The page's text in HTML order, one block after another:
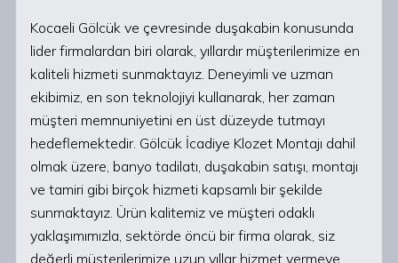
Kocaeli Gölcük ve çevresinde duşakabin konusunda
lider firmalardan biri olarak, yıllardır müşterilerimize en
kaliteli hizmeti sunmaktayız. Deneyimli ve uzman
ekibimiz, en son teknolojiyi kullanarak, her zaman
müşteri memnuniyetini en üst düzeyde tutmayı
hedeflemektedir. Gölcük İcadiye Klozet Montajı dahil
olmak üzere, banyo tadilatı, duşakabin satışı, montajı
ve tamiri gibi birçok hizmeti kapsamlı bir şekilde
sunmaktayız. Ürün kalitemiz ve müşteri odaklı
yaklaşımımızla, sektörde öncü bir firma olarak, siz
değerli müşterilerimize uzun yıllar hizmet vermeye